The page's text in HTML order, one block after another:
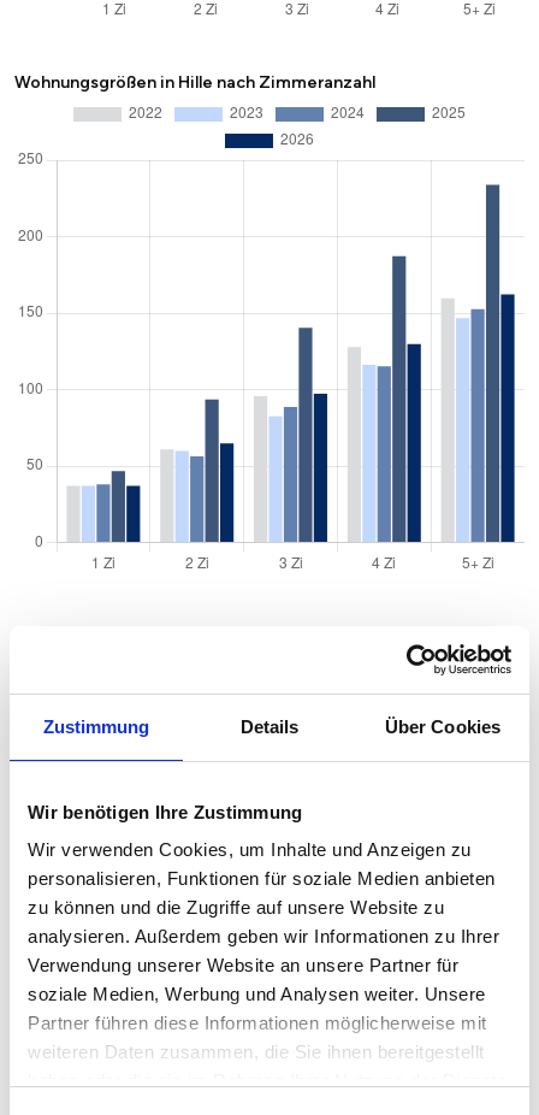
Zustimmung Details Über Cookies
Wir benötigen Ihre Zustimmung
Wir verwenden Cookies, um Inhalte und Anzeigen zu
personalisieren, Funktionen für soziale Medien anbieten
zu können und die Zugriffe auf unsere Website zu
analysieren. Außerdem geben wir Informationen zu Ihrer
Verwendung unserer Website an unsere Partner für
soziale Medien, Werbung und Analysen weiter. Unsere
Partner führen diese Informationen möglicherweise mit
weiteren Daten zusammen, die Sie ihnen bereitgestellt
Wohnungsgrößen in Hille nach Zimmeranzahl
Quadratmeterpreise in Hille für Wohnungen nach
Wohnungstyp
Wohnungspreise /m
Sonstige 2.095 €
Erdgeschosswohnung 2.065 € 2.102 € 2.012 €
-
Souterrain 1.679 € 1.820 € 1.749 €
Hochparterre 2.025 € 2.044 € 1.966 €
-
Etagenwohnung 1.960 € 2.028 € 1.870 €
-